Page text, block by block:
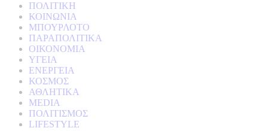
ΠΟΛΙΤΙΚΗ
ΚΟΙΝΩΝΙΑ
ΜΠΟΥΡΛΟΤΟ
ΠΑΡΑΠΟΛΙΤΙΚΑ
ΟΙΚΟΝΟΜΙΑ
ΥΓΕΙΑ
ΕΝΕΡΓΕΙΑ
ΚΟΣΜΟΣ
ΑΘΛΗΤΙΚΑ
MEDIA
ΠΟΛΙΤΙΣΜΟΣ
LIFESTYLE